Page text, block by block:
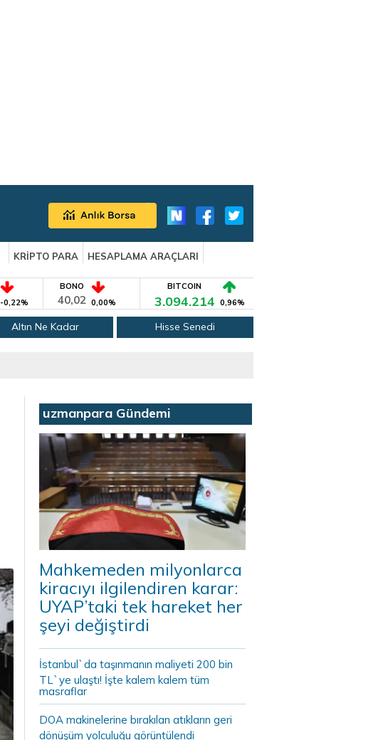
KRİPTO PARA
HESAPLAMA ARAÇLARI
-0,22%
BONO
40,02 0,00%
BITCOIN
3.094.214 0,96%
Altın Ne Kadar Hisse Senedi
uzmanpara Gündemi
Mahkemeden milyonlarca
kiracıyı ilgilendiren karar:
UYAP’taki tek hareket her
şeyi değiştirdi
İstanbul`da taşınmanın maliyeti 200 bin
TL`ye ulaştı! İşte kalem kalem tüm
masraflar
DOA makinelerine bırakılan atıkların geri
dönüşüm yolculuğu görüntülendi